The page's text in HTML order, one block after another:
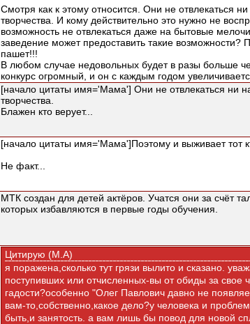
Смотря как к этому относится. Они не отвлекаться
творчества. И кому действительно это нужно не
возможность не отвлекаться даже на бытовые
заведение может предоставить такие возможности?
пашет!!!
В любом случае недовольных будет в разы больше
конкурс огромный, и он с каждым годом
[начало цитаты имя='Мама'] Они не отвлекаться ни
творчества.
Блажен кто верует...
[начало цитаты имя='Мама']Поэтому и выживает тот
Не факт...
МТК создан для детей актёров. Учатся они за счёт
которых избавляются в первые годы обучения.
Цитирую (М.А)
я поражена,сколько тут грязи вылито и сказано.
поступивших или отчисленных-вы от обиды за свое
гадости?особенно "Олег Павлович давно не
вам-то,собственно,какое дело?у человека и
быть,и занятость. а вам лишь бы повод для новой